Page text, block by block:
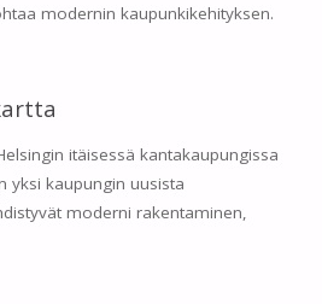
modernin kaupunkikehityksen.
itäisessä kantakaupungissa
yksi kaupungin uusista
moderni rakentaminen,